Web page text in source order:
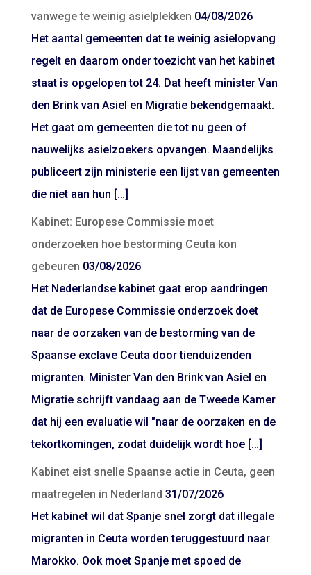
vanwege te weinig asielplekken 04/08/2026
Het aantal gemeenten dat te weinig asielopvang
regelt en daarom onder toezicht van het kabinet
staat is opgelopen tot 24. Dat heeft minister Van
den Brink van Asiel en Migratie bekendgemaakt.
Het gaat om gemeenten die tot nu geen of
nauwelijks asielzoekers opvangen. Maandelijks
publiceert zijn ministerie een lijst van gemeenten
die niet aan hun […]
Kabinet: Europese Commissie moet
onderzoeken hoe bestorming Ceuta kon
gebeuren 03/08/2026
Het Nederlandse kabinet gaat erop aandringen
dat de Europese Commissie onderzoek doet
naar de oorzaken van de bestorming van de
Spaanse exclave Ceuta door tienduizenden
migranten. Minister Van den Brink van Asiel en
Migratie schrijft vandaag aan de Tweede Kamer
dat hij een evaluatie wil "naar de oorzaken en de
tekortkomingen, zodat duidelijk wordt hoe […]
Kabinet eist snelle Spaanse actie in Ceuta, geen
maatregelen in Nederland 31/07/2026
Het kabinet wil dat Spanje snel zorgt dat illegale
migranten in Ceuta worden teruggestuurd naar
Marokko. Ook moet Spanje met spoed de